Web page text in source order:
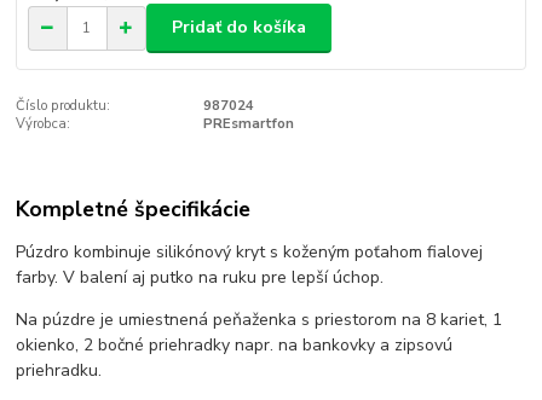
Pridať do košíka
Číslo produktu:
987024
Výrobca:
PREsmartfon
Kompletné špecifikácie
Púzdro kombinuje silikónový kryt s koženým poťahom fialovej
farby. V balení aj putko na ruku pre lepší úchop.
Na púzdre je umiestnená peňaženka s priestorom na 8 kariet, 1
okienko, 2 bočné priehradky napr. na bankovky a zipsovú
priehradku.